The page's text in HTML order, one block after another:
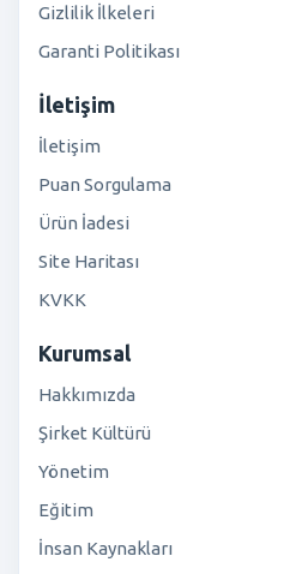
Gizlilik İlkeleri
Garanti Politikası
İletişim
İletişim
Puan Sorgulama
Ürün İadesi
Site Haritası
KVKK
Kurumsal
Hakkımızda
Şirket Kültürü
Yönetim
Eğitim
İnsan Kaynakları